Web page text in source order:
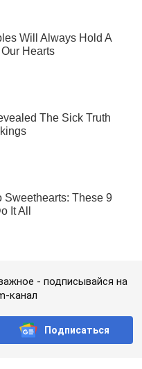
- подписывайся на
канал
Подписаться